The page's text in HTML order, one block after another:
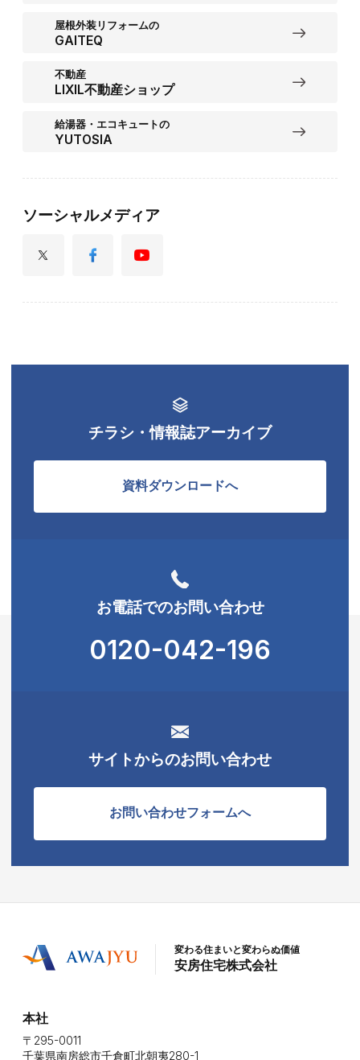
屋根外装リフォームの
GAITEQ
不動産
LIXIL不動産ショップ
給湯器・エコキュートの
YUTOSIA
ソーシャルメディア
チラシ・情報誌アーカイブ
資料ダウンロードへ
お電話でのお問い合わせ
0120-042-196
サイトからのお問い合わせ
お問い合わせフォームへ
変わる住まいと変わらぬ価値
安房住宅株式会社
本社
〒295-0011
千葉県南房総市千倉町北朝夷280-1